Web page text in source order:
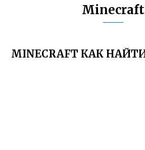
Minecraft
MINECRAFT КАК